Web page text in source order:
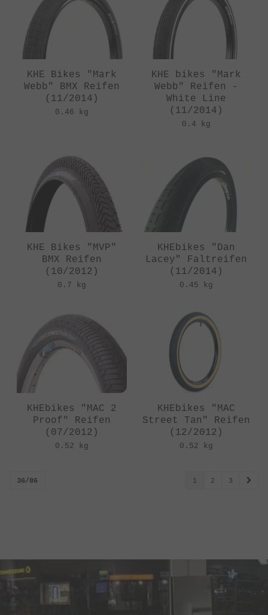
KHE Bikes "Mark
Webb" BMX Reifen
(11/2014)
0.46 kg
KHE bikes "Mark
Webb" Reifen -
White Line
(11/2014)
0.4 kg
KHE Bikes "MVP"
BMX Reifen
(10/2012)
0.7 kg
KHEbikes "Dan
Lacey" Faltreifen
(11/2014)
0.45 kg
KHEbikes "MAC 2
Proof" Reifen
(07/2012)
0.52 kg
KHEbikes "MAC
Street Tan" Reifen
(12/2012)
0.52 kg
36/86 1 2 3